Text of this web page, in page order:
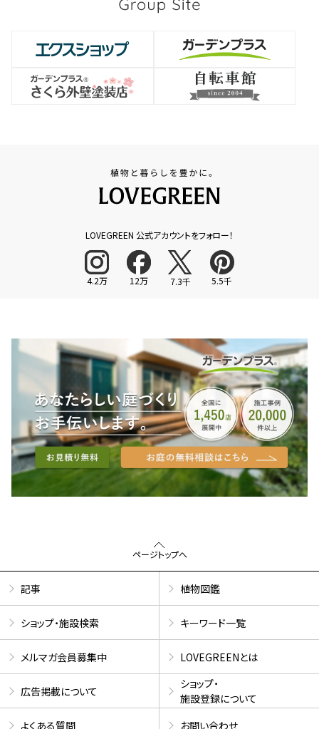
LOVEGREEN 公式アカウントをフォロー！
4.2万 12万 7.3千 5.5千
ページトップへ
記事 植物図鑑
ショップ・施設検索 キーワード一覧
メルマガ会員募集中 LOVEGREENとは
広告掲載について
ショップ・
施設登録について
よくある質問
お問い合わせ